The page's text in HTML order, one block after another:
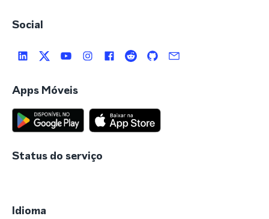
Social
Apps Móveis
Status do serviço
Idioma